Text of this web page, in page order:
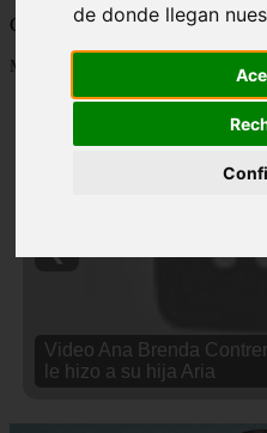
de donde llegan
Cosas curiosas, curiosidades,
Mostrando 1 - 24 de 2838 artículos
Video Ana Brenda
le hizo a su hija Aria